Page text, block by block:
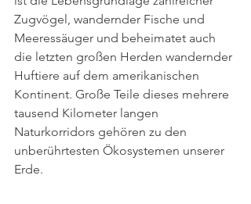
Zugvögel, wandernder Fische und
Meeressäuger und beheimatet auch
die letzten großen Herden wandernder
Huftiere auf dem amerikanischen
Kontinent. Große Teile dieses mehrere
tausend Kilometer langen
Naturkorridors gehören zu den
unberührtesten Ökosystemen unserer
Erde.